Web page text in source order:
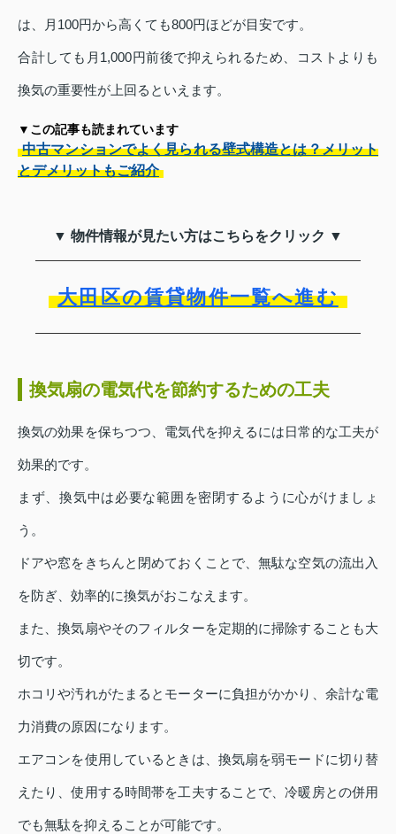
は、月100円から高くても800円ほどが目安です。
合計しても月1,000円前後で抑えられるため、コストよりも
換気の重要性が上回るといえます。
▼この記事も読まれています
中古マンションでよく見られる壁式構造とは？メリット
とデメリットもご紹介
▼ 物件情報が見たい方はこちらをクリック ▼
大田区の賃貸物件一覧へ進む
換気扇の電気代を節約するための工夫
換気の効果を保ちつつ、電気代を抑えるには日常的な工夫が
効果的です。
まず、換気中は必要な範囲を密閉するように心がけましょ
う。
ドアや窓をきちんと閉めておくことで、無駄な空気の流出入
を防ぎ、効率的に換気がおこなえます。
また、換気扇やそのフィルターを定期的に掃除することも大
切です。
ホコリや汚れがたまるとモーターに負担がかかり、余計な電
力消費の原因になります。
エアコンを使用しているときは、換気扇を弱モードに切り替
えたり、使用する時間帯を工夫することで、冷暖房との併用
でも無駄を抑えることが可能です。